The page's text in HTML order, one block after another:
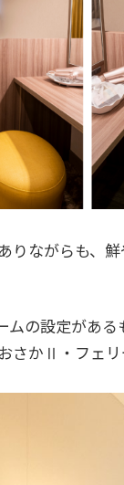
りながらも、
ムの設定があ
さかⅡ・フェ